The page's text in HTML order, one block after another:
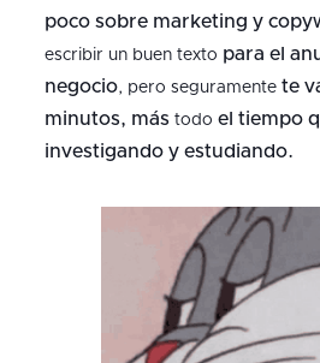
poco sobre marketing y
escribir un buen texto para el
negocio, pero seguramente te
minutos, más todo el tiempo
investigando y estudiando.